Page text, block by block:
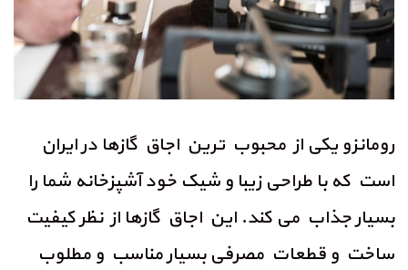
رومانزو یکی از محبوب ترین اجاق گازها در ایران
است که با طراحی زیبا و شیک خود آشپزخانه شما را
بسیار جذاب می کند. این اجاق گازها از نظر کیفیت
ساخت و قطعات مصرفی بسیار مناسب و مطلوب